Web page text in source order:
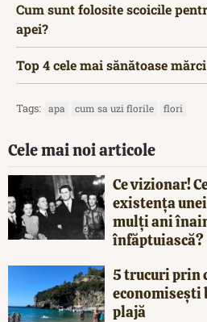
Cum sunt folosite scoicile
apei?
Top 4 cele mai sănătoase
Tags: apa cum sa uzi florile flori
Cele mai noi articole
Ce vizionar!
existența
mulți ani
înfăptuiască?
5 trucuri prin
economisești
plajă